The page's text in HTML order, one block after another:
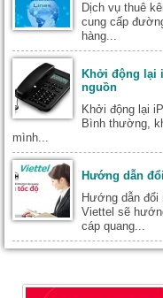
Dịch vụ thuê
cung cấp
hàng...
Khởi động lại
nguồn
Khởi động lại
Bình thường,
mình...
Hướng dẫn
Hướng dẫn đổi
Viettel sẽ
cáp quang...